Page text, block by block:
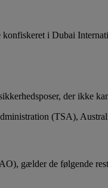
i Dubai
der ikke
(TSA),
gælder de følgende